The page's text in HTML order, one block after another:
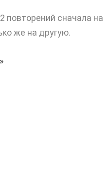
повторений сначала на
же на другую.